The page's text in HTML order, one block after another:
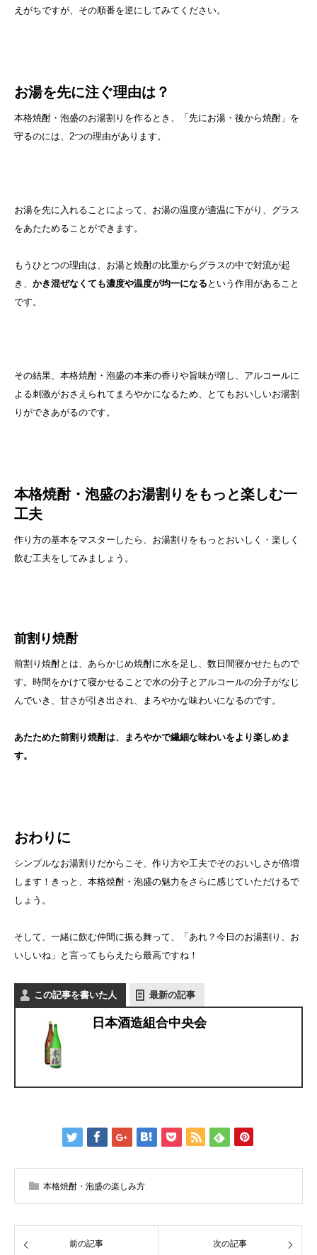
えがちですが、その順番を逆にしてみてください。
お湯を先に注ぐ理由は？
本格焼酎・泡盛のお湯割りを作るとき、「先にお湯・後から焼酎」を
守るのには、2つの理由があります。
お湯を先に入れることによって、お湯の温度が適温に下がり、グラス
をあたためることができます。
もうひとつの理由は、お湯と焼酎の比重からグラスの中で対流が起
き、 かき混ぜなくても濃度や温度が均一になる という作用があること
です。
その結果、本格焼酎・泡盛の本来の香りや旨味が増し、アルコールに
よる刺激がおさえられてまろやかになるため、とてもおいしいお湯割
りができあがるのです。
本格焼酎・泡盛のお湯割りをもっと楽しむ一
工夫
作り方の基本をマスターしたら、お湯割りをもっとおいしく・楽しく
飲む工夫をしてみましょう。
前割り焼酎
前割り焼酎とは、あらかじめ焼酎に水を足し、数日間寝かせたもので
す。時間をかけて寝かせることで水の分子とアルコールの分子がなじ
んでいき、甘さが引き出され、まろやかな味わいになるのです。
あたためた前割り焼酎は、まろやかで繊細な味わいをより楽しめま
す。
おわりに
シンプルなお湯割りだからこそ、作り方や工夫でそのおいしさが倍増
します！きっと、本格焼酎・泡盛の魅力をさらに感じていただけるで
しょう。
そして、一緒に飲む仲間に振る舞って、「あれ？今日のお湯割り、お
いしいね」と言ってもらえたら最高ですね！
この記事を書いた人 最新の記事
日本酒造組合中央会
本格焼酎・泡盛の楽しみ方
前の記事 次の記事